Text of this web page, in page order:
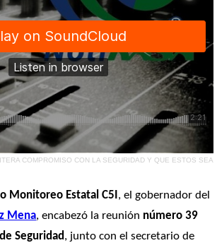
COMPROMISO CON LA SEGURIDAD Y QUE ESTOS SEA
Monitoreo Estatal C5I , el gobernador del
Mena, encabezó la reunión número 39
Seguridad, junto con el secretario de